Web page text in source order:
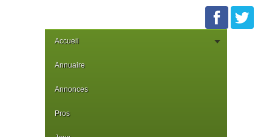
Accueil
Annuaire
Annonces
Pros